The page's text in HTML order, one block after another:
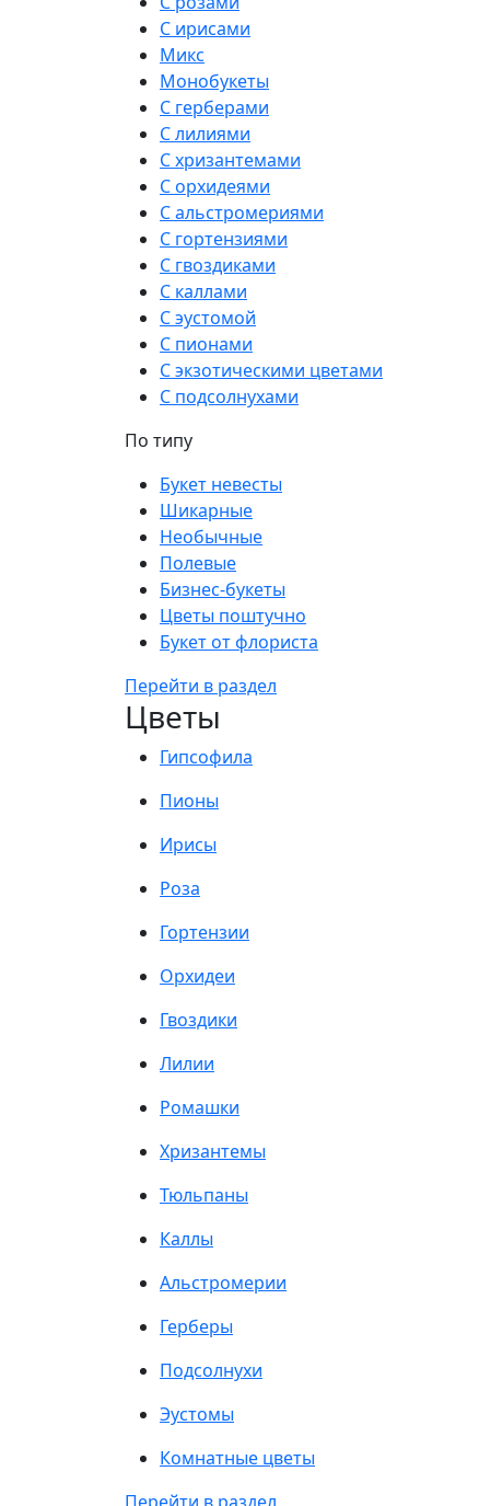
С ирисами
Микс
Монобукеты
С герберами
С лилиями
С хризантемами
С орхидеями
С альстромериями
С гортензиями
С гвоздиками
С каллами
С эустомой
С пионами
С экзотическими цветами
С подсолнухами
По типу
Букет невесты
Шикарные
Необычные
Полевые
Бизнес-букеты
Цветы поштучно
Букет от флориста
Перейти в раздел
Цветы
Гипсофила
Пионы
Ирисы
Роза
Гортензии
Орхидеи
Гвоздики
Лилии
Ромашки
Хризантемы
Тюльпаны
Каллы
Альстромерии
Герберы
Подсолнухи
Эустомы
Комнатные цветы